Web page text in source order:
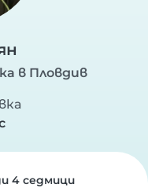
в Пловдив
4 седмици